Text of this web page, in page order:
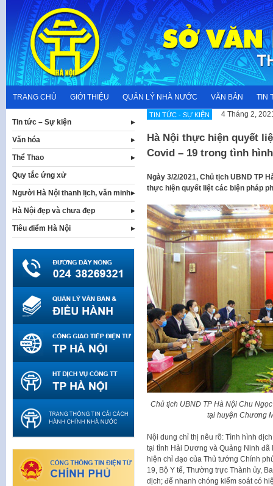
content
TRANG CHỦ GIỚI THIỆU QUẢN LÝ NHÀ NƯỚC VĂN BẢN TIN
TIN TỨC - SỰ KIỆN 4 Tháng 2,
Hà Nội thực hiện quyết
Covid – 19 trong tình
Ngày 3/2/2021, Chủ tịch UBND TP
thực hiện quyết liệt các biện pháp
Chủ tịch UBND TP Hà Nội Chu
tại huyện Chương
Nội dung chỉ thị nêu rõ: Tình hình
tại tỉnh Hải Dương và Quảng Ninh đã
hiện chỉ đạo của Thủ tướng Chính
19, Bộ Y tế, Thường trực Thành ủy,
dịch; để nhanh chóng kiểm soát có
Tin tức – Sự kiện
Văn hóa
Thể Thao
Quy tắc ứng xử
Người Hà Nội thanh lịch, văn minh
Hà Nội đẹp và chưa đẹp
Tiêu điểm Hà Nội